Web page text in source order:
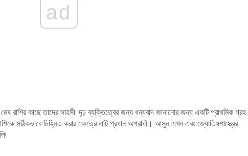
ad
রাশির কাছে তাদের সাহসী, দৃঢ় ব্যক্তিত্বের জন্য ধন্যবাদ জানানোর জন্য একটি প্রাথমিক গ্রহ
সঠিকভাবে চিহ্নিত করার ক্ষেত্রে এটি প্রধান অপরাধী। আসুন এখন এবং জ্যোতিষশাস্ত্রের